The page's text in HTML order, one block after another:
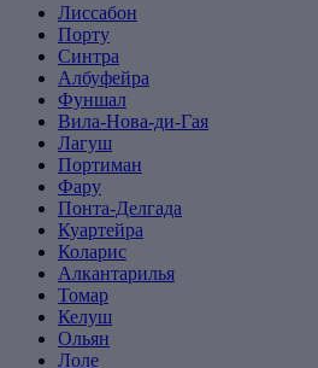
Лиссабон
Порту
Синтра
Албуфейра
Фуншал
Вила-Нова-ди-Гая
Лагуш
Портиман
Фару
Понта-Делгада
Куартейра
Коларис
Алкантарилья
Томар
Келуш
Ольян
Лоле